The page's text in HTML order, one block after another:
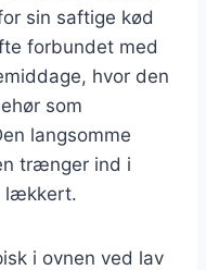
sin saftige kød
forbundet med
hvor den
som
langsomme
trænger ind i
lækkert.
i ovnen ved lav